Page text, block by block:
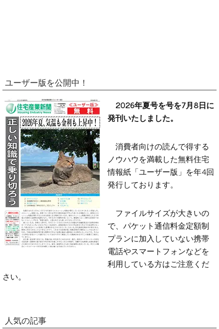
ユーザー版を公開中！
2026年夏号を号を7月8日に
発刊いたしました。
消費者向けの読んで得する
ノウハウを満載した無料住宅
情報紙「ユーザー版」を年4回
発行しております。
ファイルサイズが大きいの
で、パケット通信料金定額制
プランに加入していない携帯
電話やスマートフォンなどを
利用している方はご注意くだ
さい。
人気の記事